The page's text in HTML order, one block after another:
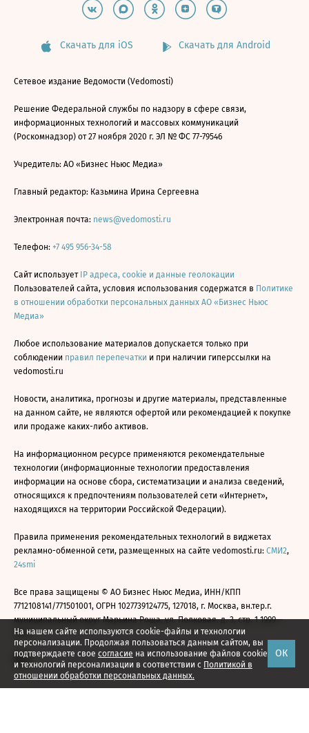
На нашем сайте используются cookie-файлы и технологии
персонализации. Продолжая пользоваться данным сайтом, вы
подтверждаете свое согласие на использование файлов cookie
и технологий персонализации в соответствии с Политикой в
отношении обработки персональных данных.
ОК
Скачать для iOS Скачать для Android
Сетевое издание Ведомости (Vedomosti)
Решение Федеральной службы по надзору в сфере связи,
информационных технологий и массовых коммуникаций
(Роскомнадзор) от 27 ноября 2020 г. ЭЛ № ФС 77-79546
Учредитель: АО «Бизнес Ньюс Медиа»
Главный редактор: Казьмина Ирина Сергеевна
Электронная почта: news@vedomosti.ru
Телефон: +7 495 956-34-58
Сайт использует IP адреса, cookie и данные геолокации
Пользователей сайта, условия использования содержатся в Политике
в отношении обработки персональных данных АО «Бизнес Ньюс
Медиа»
Любое использование материалов допускается только при
соблюдении правил перепечатки и при наличии гиперссылки на
vedomosti.ru
Новости, аналитика, прогнозы и другие материалы, представленные
на данном сайте, не являются офертой или рекомендацией к покупке
или продаже каких-либо активов.
На информационном ресурсе применяются рекомендательные
технологии (информационные технологии предоставления
информации на основе сбора, систематизации и анализа сведений,
относящихся к предпочтениям пользователей сети «Интернет»,
находящихся на территории Российской Федерации).
Правила применения рекомендательных технологий в виджетах
рекламно-обменной сети, размещенных на сайте vedomosti.ru: СМИ2,
24smi
Все права защищены © АО Бизнес Ньюс Медиа, ИНН/КПП
7712108141/771501001, ОГРН 1027739124775, 127018, г. Москва, вн.тер.г.
муниципальный округ Марьина Роща, ул. Полковая, д. 3, стр. 1 1999—
2026